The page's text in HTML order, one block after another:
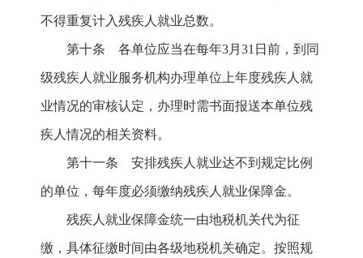
不得重复计入残疾人就业总数。
第十条 各单位应当在每年3月31日前，到同
级残疾人就业服务机构办理单位上年度残疾人就
业情况的审核认定，办理时需书面报送本单位残
疾人情况的相关资料。
第十一条 安排残疾人就业达不到规定比例
的单位，每年度必须缴纳残疾人就业保障金。
残疾人就业保障金统一由地税机关代为征
缴，具体征缴时间由各级地税机关确定。按照规